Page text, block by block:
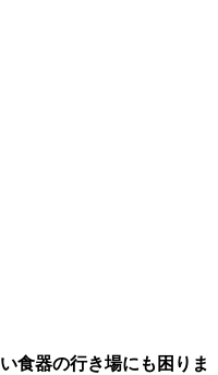
食器の行き場にも困りま